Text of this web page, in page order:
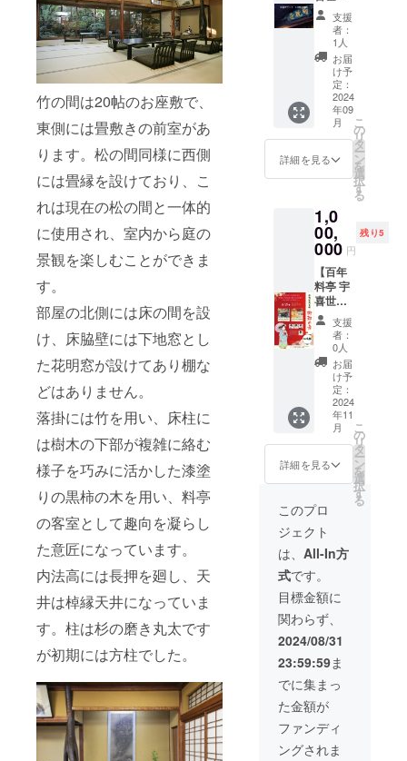
竹の間は20帖のお座敷で、
東側には畳敷きの前室があ
ります。松の間同様に西側
には畳縁を設けており、こ
れは現在の松の間と一体的
に使用され、室内から庭の
景観を楽しむことができま
す。
部屋の北側には床の間を設
け、床脇壁には下地窓とし
た花明窓が設けてあり棚な
どはありません。
落掛には竹を用い、床柱に
は樹木の下部が複雑に絡む
様子を巧みに活かした漆塗
りの黒柿の木を用い、料亭
の客室として趣向を凝らし
た意匠になっています。
内法高には長押を廻し、天
井は棹縁天井になっていま
す。柱は杉の磨き丸太です
が初期には方柱でした。
メ
ニュー
をご用
意しま
す（当
日、別
途3,000
円/人い
ただき
ます）
■ご支援
者様の
名）を
公式HP
でご紹
介させ
ていた
だきま
す。備
考欄へ
希望名
をご記
入くだ
さい
（辞退
される
場合は
その旨
ご記入
くださ
い） ＊
間：
2024年
9月15日
から1年
間掲載
＊掲載
方法：
文字の
み
をご用
意致し
ます。
（当日
の予約
状況に
よりご
用意で
きない
場合が
ござい
ま
満のお
子様は
無料。
2〜6歳
のお子
様には
お子様
メ
ニュー
をご用
意しま
す（当
日、別
途3,000
円/人い
ただき
ます）
■ご支援
者様の
（法人
名）を
公式HP
でご紹
介させ
ていた
だきま
す。備
考欄へ
希望名
をご記
入くだ
さい
（辞退
される
場合は
その旨
ご記入
9月15日
から1年
間掲載
＊掲載
方法：
文字の
のリ
ターン
は、応
援プラ
ン
20,000
円、
50,000
円、
100,000
円、
1,000,0
00円の
リター
ンと同
じ内容
になり
ます。
だきま
す。 ■
宇喜世
で
30,000
円相当
の「新
潟古町
芸妓」
柳都の
舞と地
酒を堪
名様ご
招待。
＊開催
日時：
2024年
11月29
日
（金）
受付
17：00
～ 古
町芸妓
の踊り
鑑賞
18：00
～ お
食事
18：30
～20：
喜世の
大広間
で古町
芸妓の
日本舞
踊を鑑
賞し、
新潟県
産の食
材を使
用した
会席料
理と上
越妙高
地区に
ある代
表的な
地酒を
応援プ
ランＦ
1,000,0
00円
＞】 ■
心から
感謝の
気持ち
を込め
てお礼
のメー
ていた
だきま
す。 ■
ご支援
者様の
お名前
（法人
名）を
公式HP
でご紹
介させ
ていた
だきま
す。備
考欄へ
希望名
をご記
入くだ
さい
される
場合は
その旨
ご記入
くださ
い） ＊
掲載期
間：
2024年
9月15日
から1年
間掲載
＊掲載
方法：
文字の
み ■こ
のリ
ターン
支援
者：
1人
お届
け予
定：
2024
年09
月
詳細を見る
こ
の
リ
タ
ー
ン
を
選
択
す
る
1,0
00,
000 円
残り5
【百年
料亭 宇
喜世
「新潟
古町芸
妓」柳
都の舞
と地酒
を堪能
する会
ご招待
プラン
Ｂ＜
1,000,0
00円
心から
感謝の
気持ち
を込め
てお礼
のメー
ルを送
信させ
ていた
だきま
す。 ■
宇喜世
で
30,000
円相当
の「新
潟古町
芸妓」
支援
者：
0人
お届
け予
定：
2024
年11
月
詳細を見る
こ
の
リ
タ
ー
ン
を
選
択
す
る
このプロ
ジェクト
は、 All-In方
式です。
目標金額に
関わらず、
2024/08/31
23:59:59ま
でに集まっ
た金額が
ファンディ
ングされま